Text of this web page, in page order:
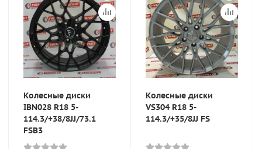
Колесные диски
IBN028 R18 5-
114.3/+38/8JJ/73.1
FSB3
Колесные диски
VS304 R18 5-
114.3/+35/8JJ FS